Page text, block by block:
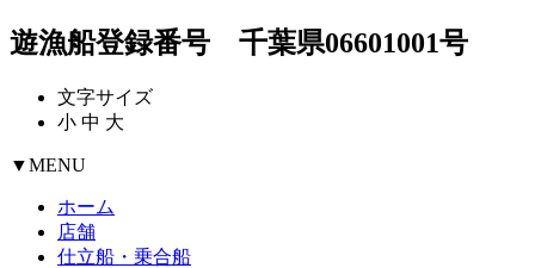
遊漁船登録番号 千葉県06601001号
文字サイズ
小 中 大
▼MENU
ホーム
店舗
仕立船・乗合船